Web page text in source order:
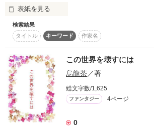
表紙を見る
あの子が好き。あの子を傷つけるのが好き。
ザが好き。
作品を読む
検索結果
タイトル
キーワード 作家名
この世界を壊すには
烏龍茶／著
総文字数/1,625
ファンタジー 4ページ
0